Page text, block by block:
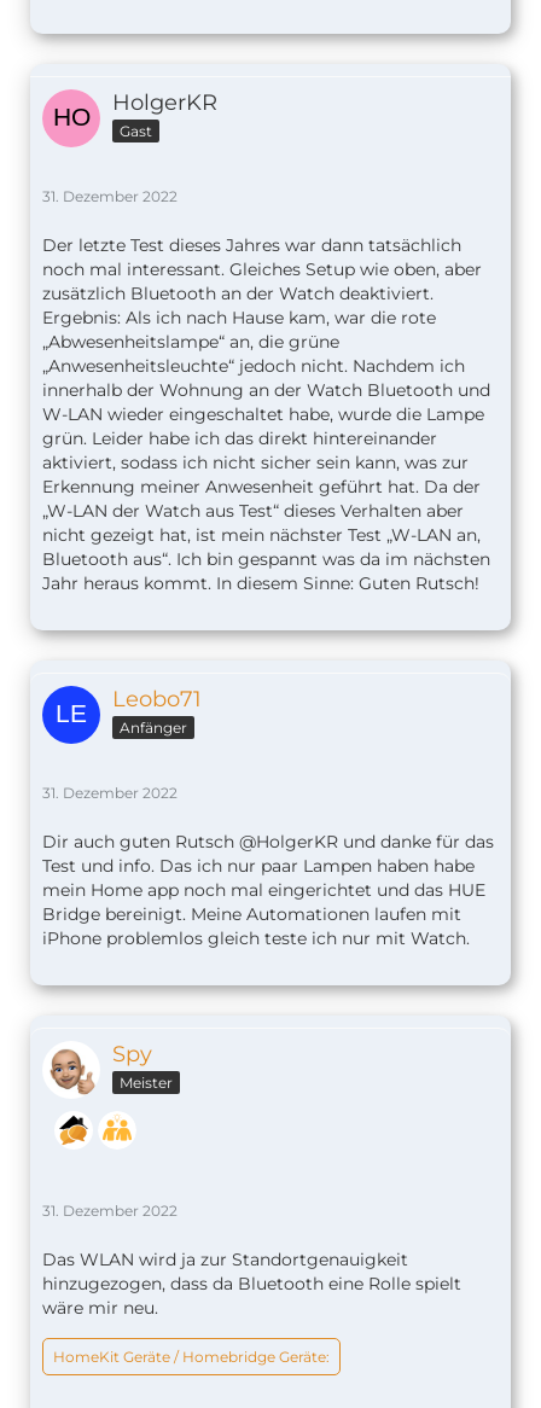
HolgerKR
Gast
31. Dezember 2022
Der letzte Test dieses Jahres war dann tatsächlich
noch mal interessant. Gleiches Setup wie oben, aber
zusätzlich Bluetooth an der Watch deaktiviert.
Ergebnis: Als ich nach Hause kam, war die rote
„Abwesenheitslampe“ an, die grüne
„Anwesenheitsleuchte“ jedoch nicht. Nachdem ich
innerhalb der Wohnung an der Watch Bluetooth und
W-LAN wieder eingeschaltet habe, wurde die Lampe
grün. Leider habe ich das direkt hintereinander
aktiviert, sodass ich nicht sicher sein kann, was zur
Erkennung meiner Anwesenheit geführt hat. Da der
„W-LAN der Watch aus Test“ dieses Verhalten aber
nicht gezeigt hat, ist mein nächster Test „W-LAN an,
Bluetooth aus“. Ich bin gespannt was da im nächsten
Jahr heraus kommt. In diesem Sinne: Guten Rutsch!
Leobo71
Anfänger
31. Dezember 2022
Dir auch guten Rutsch @HolgerKR und danke für das
Test und info. Das ich nur paar Lampen haben habe
mein Home app noch mal eingerichtet und das HUE
Bridge bereinigt. Meine Automationen laufen mit
iPhone problemlos gleich teste ich nur mit Watch.
Spy
Meister
31. Dezember 2022
Das WLAN wird ja zur Standortgenauigkeit
hinzugezogen, dass da Bluetooth eine Rolle spielt
wäre mir neu.
HomeKit Geräte / Homebridge Geräte: